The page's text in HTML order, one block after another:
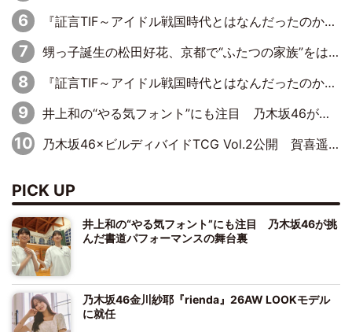
『証言TIF～アイドル戦国時代とはなんだったのか～』第11回：私立恵比寿中学・真山りか×安本彩花「TIFで10年ぶりのキョンシーメイクをしたら、場を完全に引かせてしまって。時代が変わったんだなって」
甥っ子誕生の松田好花、京都で“ふたつの家族”をはしご！ “母”黒谷友香に見送られ、“父”松岡昌宏とはハシゴ酒
『証言TIF～アイドル戦国時代とはなんだったのか～』第10回：さくら学院・武藤彩未×飯田らうら「正直、中3で辞めるというのを信じてなくて。そう言われてはいたけど、嘘でしょって」
井上和の“やる気フォント”にも注目 乃木坂46が挑んだ書道パフォーマンスの舞台裏
乃木坂46×ビルディバイドTCG Vol.2公開 賀喜遥香＆田村真佑が『京まふ』ステージに登壇
PICK UP
井上和の“やる気フォント”にも注目 乃木坂46が挑
んだ書道パフォーマンスの舞台裏
乃木坂46金川紗耶『rienda』26AW LOOKモデル
に就任